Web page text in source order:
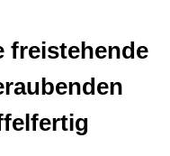
freistehende